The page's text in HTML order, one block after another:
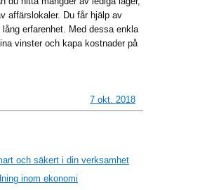
affärslokaler. Du får hjälp av
erfarenhet. Med dessa enkla
vinster och kapa kostnader på
7 okt. 2018
och säkert i din verksamhet
inom ekonomi